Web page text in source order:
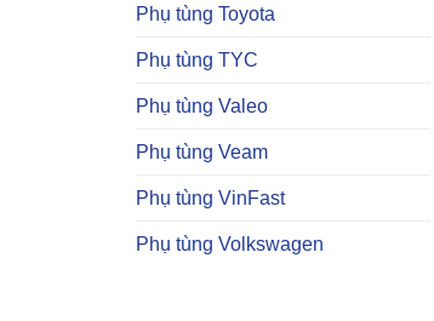
Phụ tùng Toyota
Phụ tùng TYC
Phụ tùng Valeo
Phụ tùng Veam
Phụ tùng VinFast
Phụ tùng Volkswagen